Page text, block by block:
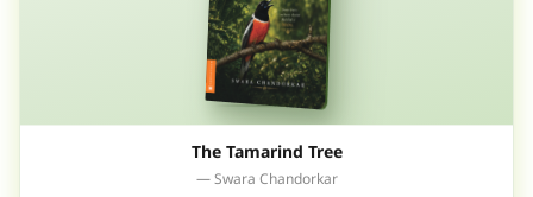
The Tamarind Tree
— Swara Chandorkar